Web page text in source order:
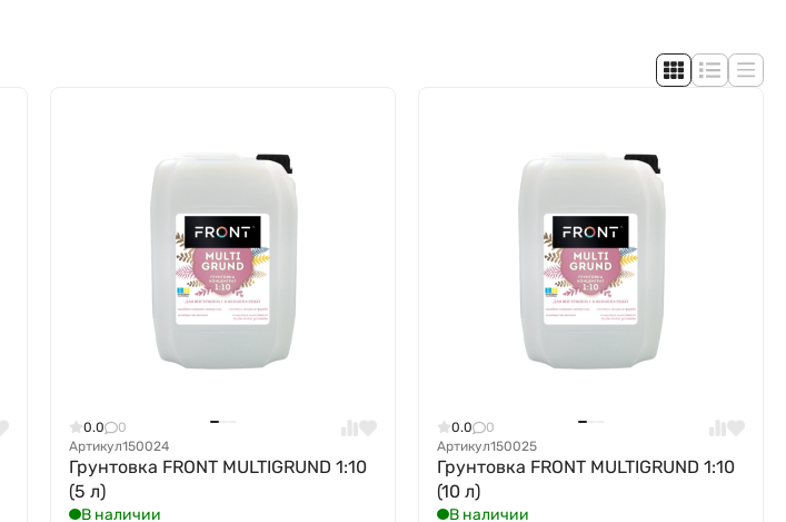
0.0
0
Артикул150024
Грунтовка FRONT MULTIGRUND 1:10
(5 л)
В наличии
0.0
0
Артикул150025
Грунтовка FRONT MULTIGRUND 1:10
(10 л)
В наличии